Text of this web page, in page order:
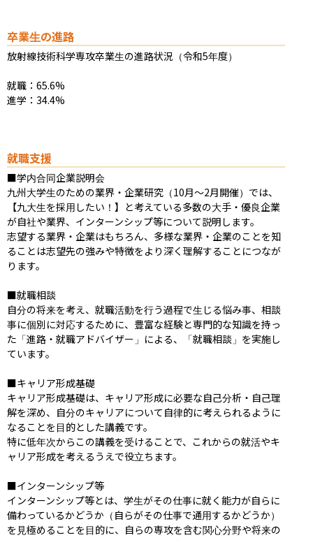
卒業生の進路
放射線技術科学専攻卒業生の進路状況（令和5年度）
就職：65.6%
進学：34.4%
就職支援
■学内合同企業説明会
九州大学生のための業界・企業研究（10月～2月開催）では、
【九大生を採用したい！】と考えている多数の大手・優良企業
が自社や業界、インターンシップ等について説明します。
志望する業界・企業はもちろん、多様な業界・企業のことを知
ることは志望先の強みや特徴をより深く理解することにつなが
ります。
■就職相談
自分の将来を考え、就職活動を行う過程で生じる悩み事、相談
事に個別に対応するために、豊富な経験と専門的な知識を持っ
た「進路・就職アドバイザー」による、「就職相談」を実施し
ています。
■キャリア形成基礎
キャリア形成基礎は、キャリア形成に必要な自己分析・自己理
解を深め、自分のキャリアについて自律的に考えられるように
なることを目的とした講義です。
特に低年次からこの講義を受けることで、これからの就活やキ
ャリア形成を考えるうえで役立ちます。
■インターンシップ等
インターンシップ等とは、学生がその仕事に就く能力が自らに
備わっているかどうか（自らがその仕事で通用するかどうか）
を見極めることを目的に、自らの専攻を含む関心分野や将来の